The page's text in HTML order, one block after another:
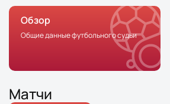
Обзор
Общие данные футбольного судьи
Матчи